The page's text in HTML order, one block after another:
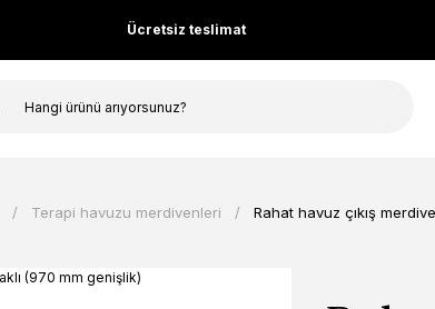
Ücretsiz teslimat
Terapi havuzu merdivenleri Rahat havuz çıkış